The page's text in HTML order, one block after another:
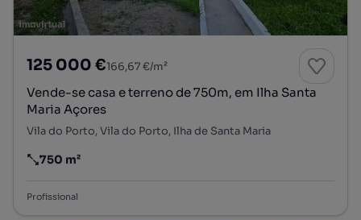
125 000 €166,67 €/m²
Vende-se casa e terreno de 750m, em Ilha Santa
Maria Açores
Vila do Porto, Vila do Porto, Ilha de Santa Maria
Preço por metro quadrado
750 m²
Profissional